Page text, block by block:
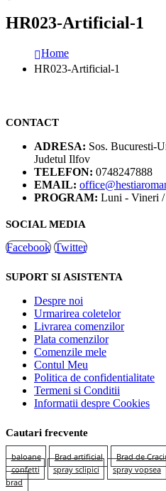
HR023-Artificial-1
Home
HR023-Artificial-1
CONTACT
ADRESA: Sos. Bucuresti-
Judetul Ilfov
TELEFON: 0748247888
EMAIL:
PROGRAM: Luni - Vineri
SOCIAL MEDIA
Facebook Twitter
SUPORT SI ASISTENTA
Despre noi
Urmarirea coletelor
Livrarea comenzilor
Plata comenzilor
Comenzile mele
Contul Meu
Politica de confidentialitate
Termeni si Conditii
Informatii despre Cookies
Cautari frecvente
baloane Brad artificial Brad de
confetti
spray sclipici spray vopsea
brad